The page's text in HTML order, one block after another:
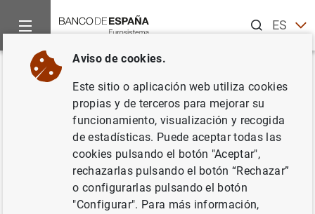
ESEN
Inicio Noticias y eventos
Volver
El BCE publica el Reglamento
Marco del MUS
SUPERVISIÓN PRUDENCIAL, MUS
Aviso de cookies.
Este sitio o aplicación web utiliza cookies
propias y de terceros para mejorar su
funcionamiento, visualización y recogida
de estadísticas. Puede aceptar todas las
cookies pulsando el botón "Aceptar",
rechazarlas pulsando el botón “Rechazar”
o configurarlas pulsando el botón
"Configurar". Para más información,